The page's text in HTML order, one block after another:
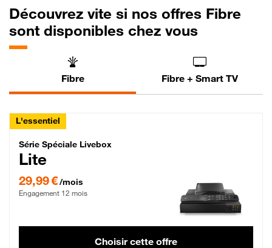
Découvrez vite si nos offres Fibre
sont disponibles chez vous
Fibre Fibre + Smart TV
L'essentiel
Série Spéciale Livebox Lite Fibre
Série Spéciale Livebox
Lite
29,99 €/mois
Engagement 12 mois
Choisir cette offre